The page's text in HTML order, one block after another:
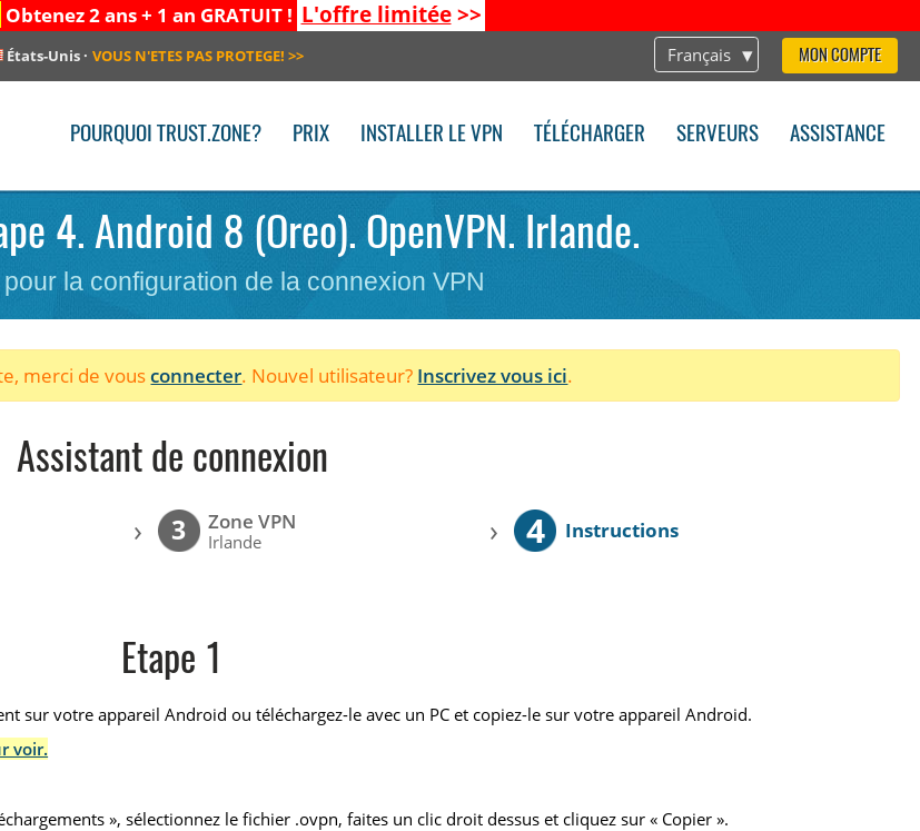
Obtenez 2 ans + 1 an GRATUIT ! L'offre limitée>>
Français MON COMPTE
États-Unis · VOUS N'ETES PAS PROTEGE! >>
POURQUOI TRUST.ZONE? PRIX INSTALLER LE VPN TÉLÉCHARGER SERVEURS ASSISTANCE
4. Android 8 (Oreo). OpenVPN. Irlande.
la configuration de la connexion VPN
merci de vousconnecter. Nouvel utilisateur? Inscrivez vous ici.
Assistant de connexion
› 3 Zone VPN
Irlande › 4 Instructions
Etape 1
sur votre appareil Android ou téléchargez-le avec un PC et copiez-le sur votre appareil Android.
voir.
», sélectionnez le fichier .ovpn, faites un clic droit dessus et cliquez sur « Copier ».